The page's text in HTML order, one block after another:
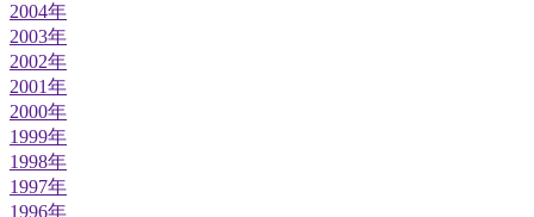
2004年
2003年
2002年
2001年
2000年
1999年
1998年
1997年
1996年